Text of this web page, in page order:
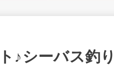
♪シーバス釣